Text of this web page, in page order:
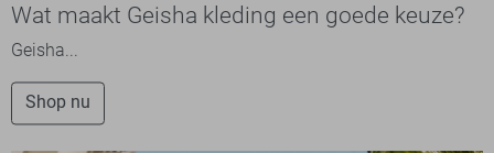
Wat maakt Geisha kleding een goede keuze?
Geisha...
Shop nu